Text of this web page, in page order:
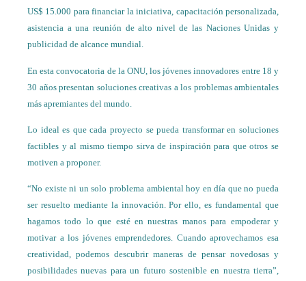
US$ 15.000 para financiar la iniciativa, capacitación personalizada,
asistencia a una reunión de alto nivel de las Naciones Unidas y
publicidad de alcance mundial.
En esta convocatoria de la ONU, los jóvenes innovadores entre 18 y
30 años presentan soluciones creativas a los problemas ambientales
más apremiantes del mundo.
Lo ideal es que cada proyecto se pueda transformar en soluciones
factibles y al mismo tiempo sirva de inspiración para que otros se
motiven a proponer.
“No existe ni un solo problema ambiental hoy en día que no pueda
ser resuelto mediante la innovación. Por ello, es fundamental que
hagamos todo lo que esté en nuestras manos para empoderar y
motivar a los jóvenes emprendedores. Cuando aprovechamos esa
creatividad, podemos descubrir maneras de pensar novedosas y
posibilidades nuevas para un futuro sostenible en nuestra tierra”,